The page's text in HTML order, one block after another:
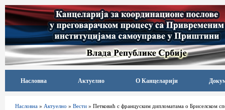
Насловна Актуелно О Канцеларији
Насловна » Актуелно » Вести » Петковић с француским дипломатама о Бриселском